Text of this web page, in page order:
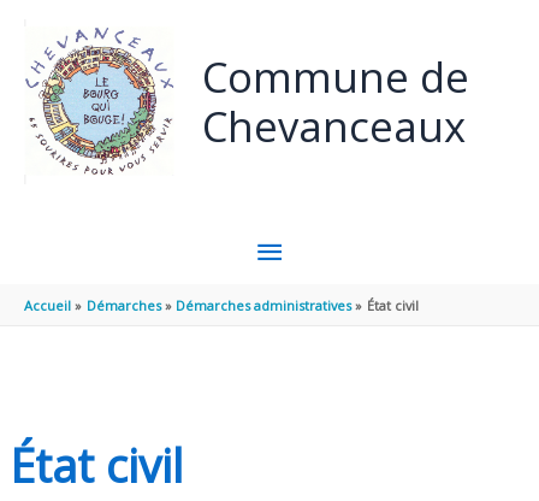
Commune de
Chevanceaux
MENU
PRINCIPAL
Accueil Démarches Démarches administratives État civil
État civil